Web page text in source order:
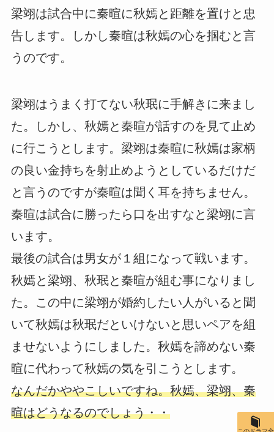
梁翊は試合中に秦暄に秋嫣と距離を置けと忠
告します。しかし秦暄は秋嫣の心を掴むと言
うのです。
梁翊はうまく打てない秋珉に手解きに来まし
た。しかし、秋嫣と秦暄が話すのを見て止め
に行こうとします。梁翊は秦暄に秋嫣は家柄
の良い金持ちを射止めようとしているだけだ
と言うのですが秦暄は聞く耳を持ちません。
秦暄は試合に勝ったら口を出すなと梁翊に言
います。
最後の試合は男女が１組になって戦います。
秋嫣と梁翊、秋珉と秦暄が組む事になりまし
た。この中に梁翊が婚約したい人がいると聞
いて秋嫣は秋珉だといけないと思いペアを組
ませないようにしました。秋嫣を諦めない秦
暄に代わって秋嫣の気を引こうとします。
なんだかややこしいですね。秋嫣、梁翊、秦
暄はどうなるのでしょう・・